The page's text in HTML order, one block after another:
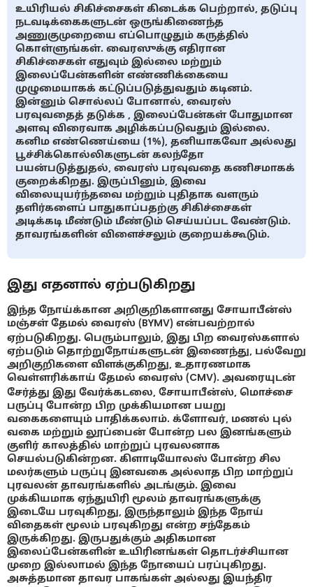
உயிரியல் சிகிச்சைகள் கிடைக்க பெற்றால், தடுப்பு
நடவடிக்கைகளுடன் ஒருங்கிணைந்த
அணுகுமுறையை எப்பொழுதும் கருத்தில்
கொள்ளுங்கள். வைரஸுக்கு எதிரான
சிகிச்சைகள் எதுவும் இல்லை மற்றும்
இலைப்பேன்களின் எண்ணிக்கையை
முழுமையாகக் கட்டுப்படுத்துவதும் கடினம்.
இன்னும் சொல்லப் போனால், வைரஸ்
பரவுவதைத் தடுக்க , இலைப்பேன்கள் போதுமான
அளவு விரைவாக அழிக்கப்படுவதும் இல்லை.
கனிம எண்ணெய்யை (1%), தனியாகவோ அல்லது
பூச்சிக்கொல்லிகளுடன் கலந்தோ
பயன்படுத்துதல், வைரஸ் பரவுவதை கணிசமாகக்
குறைக்கிறது. இருப்பினும், இவை
விலையுயர்ந்தவை மற்றும் புதிதாக வளரும்
தளிர்களைப் பாதுகாப்பதற்கு சிகிச்சைகள்
அடிக்கடி மீண்டும் மீண்டும் செய்யப்பட வேண்டும்.
தாவரங்களின் விளைச்சலும் குறையக்கூடும்.
இது எதனால் ஏற்படுகிறது
இந்த நோய்க்கான அறிகுறிகளானது சோயாபீன்ஸ்
மஞ்சள் தேமல் வைரஸ் (BYMV) என்பவற்றால்
ஏற்படுகிறது. பெரும்பாலும், இது பிற வைரஸ்களால்
ஏற்படும் தொற்றுநோய்களுடன் இணைந்து, பல்வேறு
அறிகுறிகளை விளக்குகிறது, உதாரணமாக
வெள்ளரிக்காய் தேமல் வைரஸ் (CMV). அவரையுடன்
சேர்த்து இது வேர்க்கடலை, சோயாபீன்ஸ், மொச்சை
பருப்பு போன்ற பிற முக்கியமான பயறு
வகைகளையும் பாதிக்கலாம். க்ளோவர், மணல் புல்
வகை மற்றும் லூப்பைன் போன்ற பல இனங்களும்
குளிர் காலத்தில் மாற்றுப் புரவலனாக
செயல்படுகின்றன. கிளாடியோலஸ் போன்ற சில
மலர்களும் பருப்பு இனவகை அல்லாத பிற மாற்றுப்
புரவலன் தாவரங்களில் அடங்கும். இவை
முக்கியமாக ஏந்துயிரி மூலம் தாவரங்களுக்கு
இடையே பரவுகிறது, இருந்தாலும் இந்த நோய்
விதைகள் மூலம் பரவுகிறது என்ற சந்தேகம்
இருக்கிறது. இருபதுக்கும் அதிகமான
இலைப்பேன்களின் உயிரினங்கள் தொடர்ச்சியான
முறை இல்லாமல் இந்த நோயைப் பரப்புகிறது.
அசுத்தமான தாவர பாகங்கள் அல்லது இயந்திர